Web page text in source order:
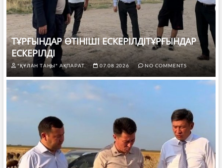
ТҰРҒЫНДАР ӨТІНІШІ ЕСКЕРІЛДІТҰРҒЫНДАР
ЕСКЕРІЛДІ
"ҚҰЛАН ТАҢЫ" АҚПАРАТ. 07.08.2026 NO COMMENTS